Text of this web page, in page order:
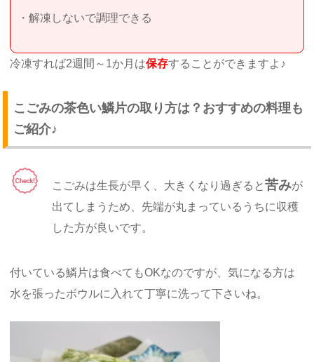
・解凍しないで調理できる
冷凍すれば2週間～1か月は保存することができますよ♪
こごみの茶色い鱗片の取り方は？おすすめの料理も
ご紹介♪
こごみは生長が早く、大きくなり過ぎると苦みが
出てしまうため、先端が丸まっているうちに収穫
した方が良いです。
付いている鱗片は食べてもOKなのですが、気になる方は
水を張ったボウルに入れて丁寧に洗って下さいね。